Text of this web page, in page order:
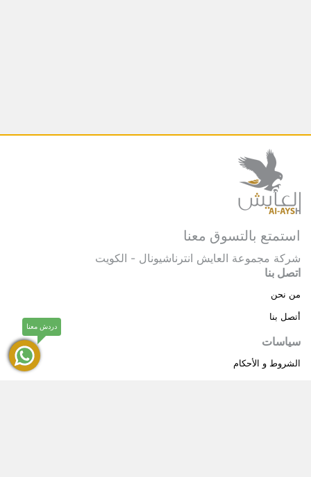
استمتع بالتسوق معنا
شركة مجموعة العايش انترناشيونال - الكويت
اتصل بنا
من نحن
أتصل بنا
سياسات
الشروط و الأحكام
دردش معنا